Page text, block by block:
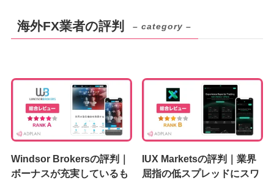
海外FX業者の評判 – category –
Windsor Brokersの評判｜
ボーナスが充実しているも
IUX Marketsの評判｜業界
屈指の低スプレッドにスワ